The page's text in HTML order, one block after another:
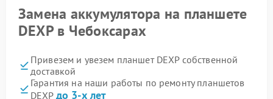
Замена аккумулятора на планшете
DEXP в Чебоксарах
Привезем и увезем планшет DEXP собственной
доставкой
Гарантия на наши работы по ремонту планшетов
DEXP до 3-х лет